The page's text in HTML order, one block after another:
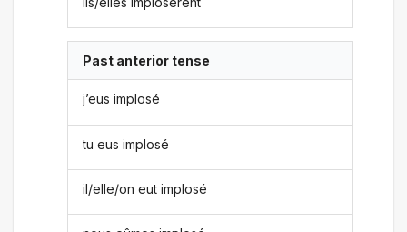
Past anterior tense
j’eus implosé
tu eus implosé
il/elle/on eut implosé